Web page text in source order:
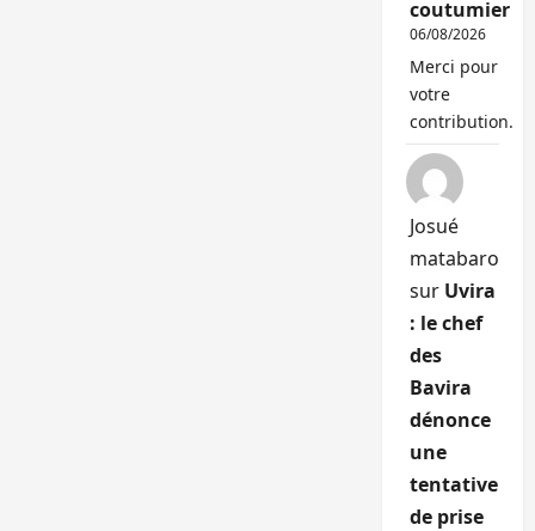
coutumier
06/08/2026
Merci pour
votre
contribution.
Josué
matabaro
sur Uvira
: le chef
des
Bavira
dénonce
une
tentative
de prise